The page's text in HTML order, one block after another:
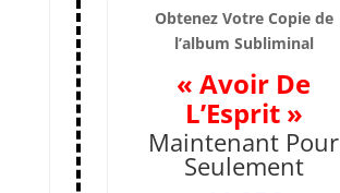
Obtenez Votre Copie de
l’album Subliminal
« Avoir De
L’Esprit »
Maintenant Pour
Seulement